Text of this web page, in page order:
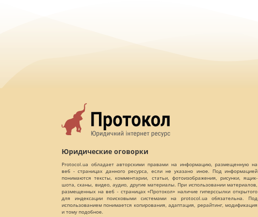
Юридические оговорки
Protocol.ua обладает авторскими правами на информацию, размещенную на
веб - страницах данного ресурса, если не указано иное. Под информацией
понимаются тексты, комментарии, статьи, фотоизображения, рисунки, ящик-
шота, сканы, видео, аудио, другие материалы. При использовании материалов,
размещенных на веб - страницах «Протокол» наличие гиперссылки открытого
для индексации поисковыми системами на protocol.ua обязательна. Под
использованием понимается копирования, адаптация, рерайтинг, модификация
и тому подобное.